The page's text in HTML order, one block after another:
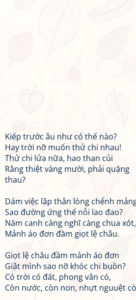
Kiếp trước âu như có thế nào?
Hay trời nỡ muốn thử chi nhau!
Thử chi lửa nữa, hao than củi
Rằng thiệt vàng mười, phải quặng
thau?
Dám việc lập thân lòng chểnh
Sao đường ứng thế nỗi lao đao?
Năm canh càng nghĩ càng chua xót,
Mảnh áo đơn đầm giọt lệ châu.
Giọt lệ châu đầm mảnh áo đơn
Giật mình sao nỡ khóc chi buồn?
Có trời có đất, phong vân có,
Còn nước, còn non, nhựt nguuệt